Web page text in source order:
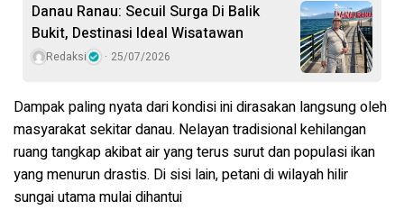
Danau Ranau: Secuil Surga Di Balik
Bukit, Destinasi Ideal Wisatawan
Redaksi 25/07/2026
Dampak paling nyata dari kondisi ini dirasakan langsung oleh
masyarakat sekitar danau. Nelayan tradisional kehilangan
ruang tangkap akibat air yang terus surut dan populasi ikan
yang menurun drastis. Di sisi lain, petani di wilayah hilir
sungai utama mulai dihantui